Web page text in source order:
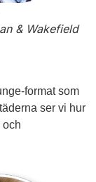
& Wakefield
format som
ser vi hur
och